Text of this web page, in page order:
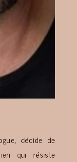
décide de
qui résiste